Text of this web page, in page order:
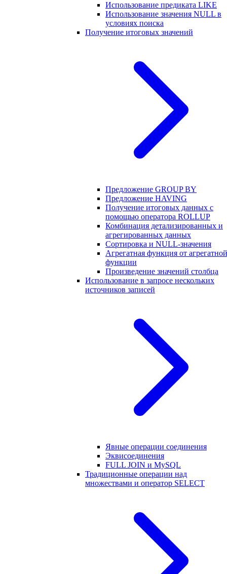
Использование предиката LIKE
Использование значения NULL в
условиях поиска
Получение итоговых значений
Предложение GROUP BY
Предложение HAVING
Получение итоговых данных с
помощью оператора ROLLUP
Комбинация детализированных и
агрегированных данных
Сортировка и NULL-значения
Агрегатная функция от агрегатной
функции
Произведение значений столбца
Использование в запросе нескольких
источников записей
Явные операции соединения
Эквисоединения
FULL JOIN и MySQL
Традиционные операции над
множествами и оператор SELECT